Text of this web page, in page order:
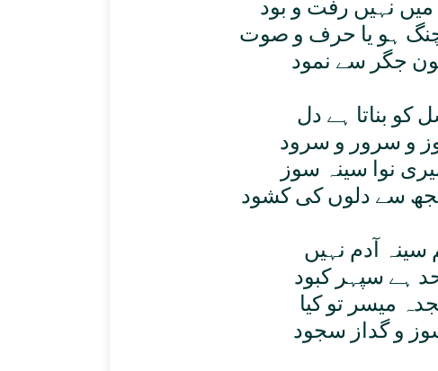
نہيں رفت و بود
ہو يا حرف و صوت
جگر سے نمود
بناتا ہے دل
و سرور و سرود
نوا سينہ سوز
سے دلوں کی کشود
آدم نہيں
ہے سپہر کبود
ميسر تو کيا
و گداز سجود